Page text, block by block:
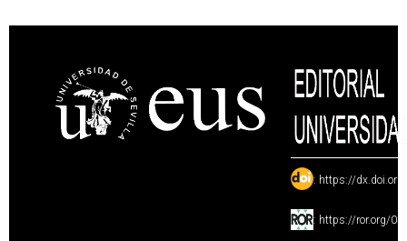
: https://
: https://ror.org/